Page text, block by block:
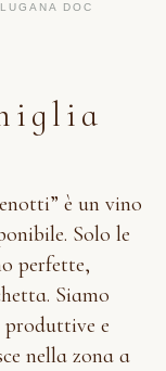
DOC
è un vino
Solo le
perfette,
Siamo
produttive e
nella zona a